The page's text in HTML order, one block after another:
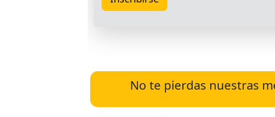
No te pierdas nuestras